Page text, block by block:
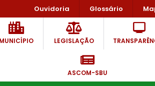
Ouvidoria Glossário
MUNICÍPIO LEGISLAÇÃO
ASCOM-SBU